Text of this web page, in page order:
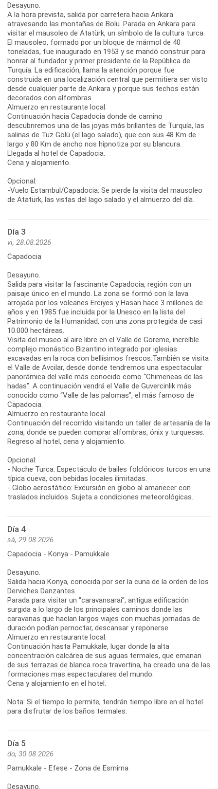
Desayuno.
A la hora prevista, salida por carretera hacia Ankara
atravesando las montañas de Bolu. Parada en Ankara para
visitar el mausoleo de Atatürk, un símbolo de la cultura turca.
El mausoleo, formado por un bloque de mármol de 40
toneladas, fue inaugurado en 1953 y se mandó construir para
honrar al fundador y primer presidente de la República de
Turquía. La edificación, llama la atención porque fue
construida en una localización central que permitiera ser visto
desde cualquier parte de Ankara y porque sus techos están
decorados con alfombras.
Almuerzo en restaurante local.
Continuación hacia Capadocia donde de camino
descubriremos una de las joyas más brillantes de Turquía, las
salinas de Tuz Gölü (el lago salado), que con sus 48 Km de
largo y 80 Km de ancho nos hipnotiza por su blancura.
Llegada al hotel de Capadocia.
Cena y alojamiento.
Opcional:
-Vuelo Estambul/Capadocia: Se pierde la visita del mausoleo
de Atatürk, las vistas del lago salado y el almuerzo del día.
Día 3
vi, 28.08.2026
Capadocia
Desayuno.
Salida para visitar la fascinante Capadocia, región con un
paisaje único en el mundo. La zona se formó con la lava
arrojada por los volcanes Erciyes y Hasan hace 3 millones de
años y en 1985 fue incluida por la Unesco en la lista del
Patrimonio de la Humanidad, con una zona protegida de casi
10.000 hectáreas.
Visita del museo al aire libre en el Valle de Göreme, increíble
complejo monástico Bizantino integrado por iglesias
excavadas en la roca con bellísimos frescos.También se visita
el Valle de Avcilar, desde donde tendremos una espectacular
panorámica del valle más conocido como “Chimeneas de las
hadas”. A continuación vendrá el Valle de Guvercinlik más
conocido como “Valle de las palomas”, el más famoso de
Capadocia.
Almuerzo en restaurante local.
Continuación del recorrido visitando un taller de artesanía de la
zona, donde se pueden comprar alfombras, ónix y turquesas.
Regreso al hotel, cena y alojamiento.
Opcional:
- Noche Turca: Espectáculo de bailes folclóricos turcos en una
típica cueva, con bebidas locales ilimitadas.
- Globo aerostático: Excursión en globo al amanecer con
traslados incluidos. Sujeta a condiciones meteorológicas.
Día 4
sá, 29.08.2026
Capadocia - Konya - Pamukkale
Desayuno.
Salida hacia Konya, conocida por ser la cuna de la orden de los
Derviches Danzantes.
Parada para visitar un “caravansarai”, antigua edificación
surgida a lo largo de los principales caminos donde las
caravanas que hacían largos viajes con muchas jornadas de
duración podían pernoctar, descansar y reponerse.
Almuerzo en restaurante local.
Continuación hasta Pamukkale, lugar donde la alta
concentración calcárea de sus aguas termales, que emanan
de sus terrazas de blanca roca travertina, ha creado una de las
formaciones mas espectaculares del mundo.
Cena y alojamiento en el hotel.
Nota: Si el tiempo lo permite, tendrán tiempo libre en el hotel
para disfrutar de los baños termales.
Día 5
do, 30.08.2026
Pamukkale - Efese - Zona de Esmirna
Desayuno.